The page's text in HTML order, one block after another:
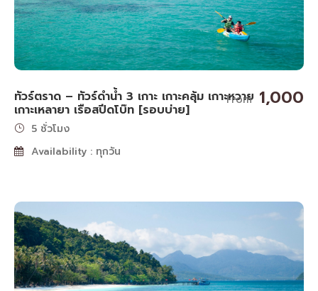
ทัวร์ตราด – ทัวร์ดำน้ำ 3 เกาะ เกาะคลุ้ม เกาะหวาย
เกาะเหลายา เรือสปีดโบ๊ท [รอบบ่าย]
From 1,000
5 ชั่วโมง
Availability : ทุกวัน